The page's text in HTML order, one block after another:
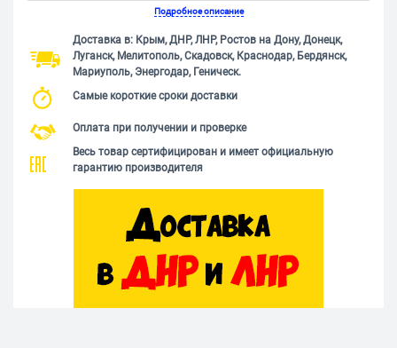
Подробное описание
Доставка в: Крым, ДНР, ЛНР, Ростов на Дону, Донецк,
Луганск, Мелитополь, Скадовск, Краснодар, Бердянск,
Мариуполь, Энергодар, Геническ.
Самые короткие сроки доставки
Оплата при получении и проверке
Весь товар сертифицирован и имеет официальную
гарантию производителя